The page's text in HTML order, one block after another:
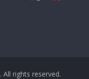
. All rights reserved.